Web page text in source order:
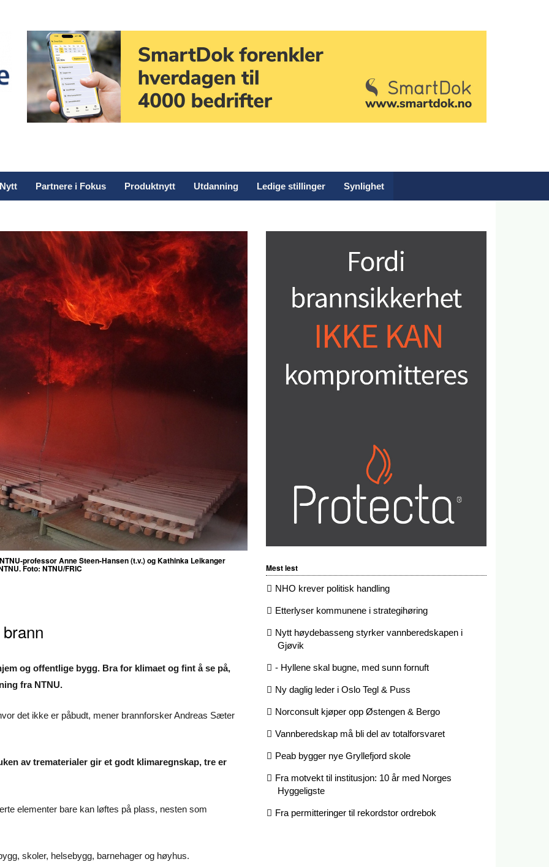
Partnere i Fokus Produktnytt Utdanning Ledige stillinger Synlighet
professor Anne Steen-Hansen (t.v.) og Kathinka Leikanger
Foto: NTNU/FRIC
og offentlige bygg. Bra for klimaet og fint å se på,
fra NTNU.
det ikke er påbudt, mener brannforsker Andreas Sæter
av trematerialer gir et godt klimaregnskap, tre er
elementer bare kan løftes på plass, nesten som
skoler, helsebygg, barnehager og høyhus.
Mest lest
NHO krever politisk handling
Etterlyser kommunene i strategihøring
Nytt høydebasseng styrker vannberedskapen i
Gjøvik
- Hyllene skal bugne, med sunn fornuft
Ny daglig leder i Oslo Tegl & Puss
Norconsult kjøper opp Østengen & Bergo
Vannberedskap må bli del av totalforsvaret
Peab bygger nye Gryllefjord skole
Fra motvekt til institusjon: 10 år med Norges
Hyggeligste
Fra permitteringer til rekordstor ordrebok